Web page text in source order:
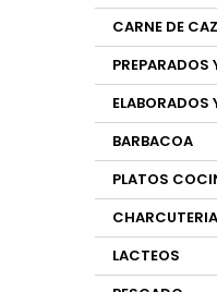
CARNE DE
PREPARADOS
ELABORADOS
BARBACOA
PLATOS
CHARCUTERIA
LACTEOS